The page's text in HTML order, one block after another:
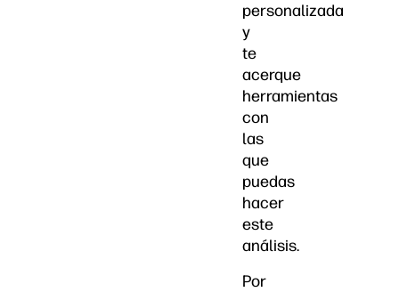
personalizada
y
te
acerque
herramientas
con
las
que
puedas
hacer
este
análisis.
Por